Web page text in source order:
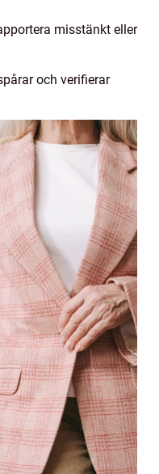
misstänkt eller
och verifierar